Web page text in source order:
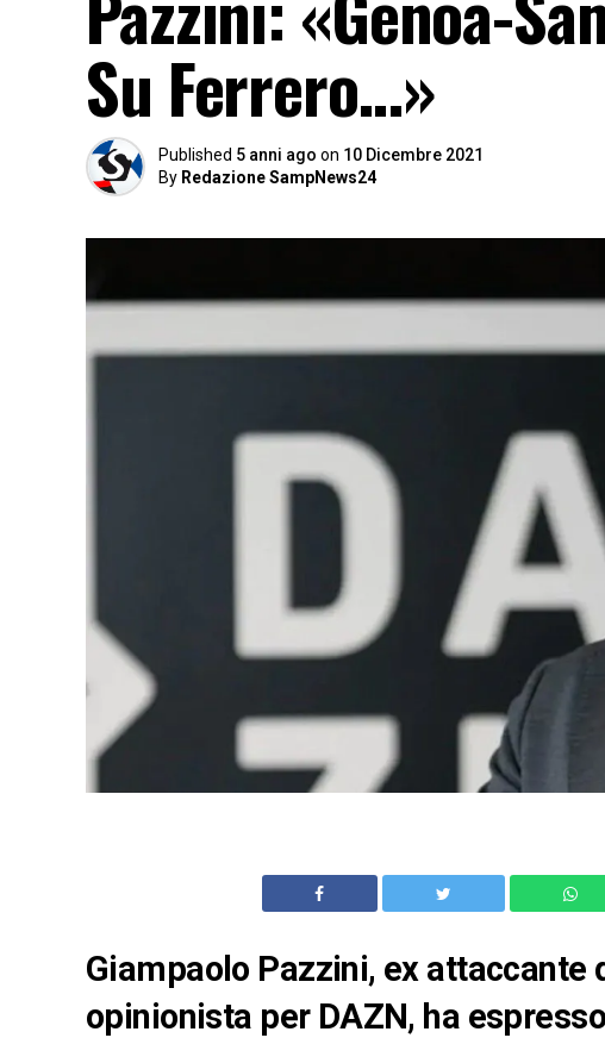
Su Ferrero…»
Published 5 anni ago on 10 Dicembre 2021
By Redazione SampNews24
Giampaolo Pazzini, ex attaccante
opinionista per DAZN, ha